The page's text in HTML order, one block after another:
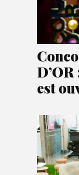
est